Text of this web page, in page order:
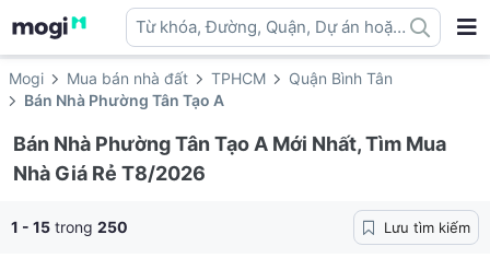
Từ khóa, Đường, Quận, Dự án hoặc
địa danh ...
Mogi Mua bán nhà đất TPHCM
Quận Bình Tân
Bán Nhà Phường Tân Tạo A
Bán Nhà Phường Tân Tạo A Mới Nhất, Tìm Mua
Nhà Giá Rẻ T8/2026
1 - 15 trong 250 Lưu tìm kiếm